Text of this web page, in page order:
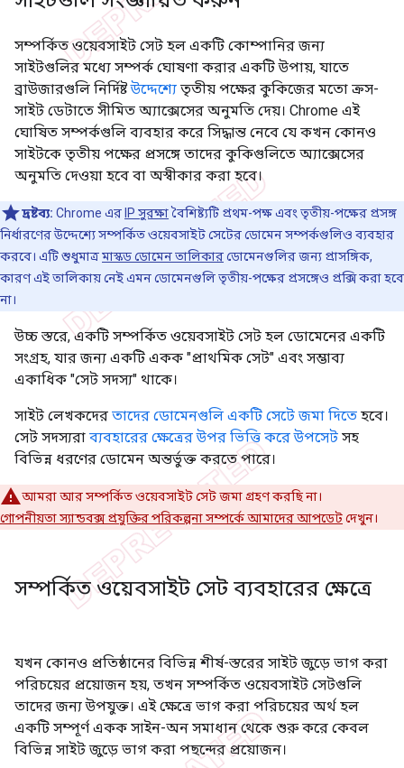
সম্পর্কিত ওয়েবসাইট সেট হল একটি কোম্পানির জন্য
সাইটগুলির মধ্যে সম্পর্ক ঘোষণা করার একটি উপায়, যাতে
ব্রাউজারগুলি নির্দিষ্টউদ্দেশ্যে তৃতীয় পক্ষের কুকিজের মতো ক্রস-
সাইট ডেটাতে সীমিত অ্যাক্সেসের অনুমতি দেয়। Chrome এই
ঘোষিত সম্পর্কগুলি ব্যবহার করে সিদ্ধান্ত নেবে যে কখন কোনও
সাইটকে তৃতীয় পক্ষের প্রসঙ্গে তাদের কুকিগুলিতে অ্যাক্সেসের
অনুমতি দেওয়া হবে বা অস্বীকার করা হবে।
দ্রষ্টব্য: Chrome এরIP সুরক্ষাবৈশিষ্ট্যটি প্রথম-পক্ষ এবং তৃতীয়-পক্ষের প্রসঙ্গ
নির্ধারণের উদ্দেশ্যে সম্পর্কিত ওয়েবসাইট সেটের ডোমেন সম্পর্কগুলিও ব্যবহার
করবে। এটি শুধুমাত্রমাস্কড ডোমেন তালিকারডোমেনগুলির জন্য প্রাসঙ্গিক,
কারণ এই তালিকায় নেই এমন ডোমেনগুলি তৃতীয়-পক্ষের প্রসঙ্গেও প্রক্সি করা হবে
না।
উচ্চ স্তরে, একটি সম্পর্কিত ওয়েবসাইট সেট হল ডোমেনের একটি
সংগ্রহ, যার জন্য একটি একক "প্রাথমিক সেট" এবং সম্ভাব্য
একাধিক "সেট সদস্য" থাকে।
সাইট লেখকদের তাদের ডোমেনগুলি একটি সেটে জমা দিতে হবে।
সেট সদস্যরা ব্যবহারের ক্ষেত্রের উপর ভিত্তি করে উপসেট সহ
বিভিন্ন ধরণের ডোমেন অন্তর্ভুক্ত করতে পারে।
আমরা আর সম্পর্কিত ওয়েবসাইট সেট জমা গ্রহণ করছি না।
গোপনীয়তা স্যান্ডবক্স প্রযুক্তির পরিকল্পনা সম্পর্কে আমাদের আপডেটদেখুন।
সম্পর্কিত ওয়েবসাইট সেট ব্যবহারের ক্ষেত্রে
যখন কোনও প্রতিষ্ঠানের বিভিন্ন শীর্ষ-স্তরের সাইট জুড়ে ভাগ করা
পরিচয়ের প্রয়োজন হয়, তখন সম্পর্কিত ওয়েবসাইট সেটগুলি
তাদের জন্য উপযুক্ত। এই ক্ষেত্রে ভাগ করা পরিচয়ের অর্থ হল
একটি সম্পূর্ণ একক সাইন-অন সমাধান থেকে শুরু করে কেবল
বিভিন্ন সাইট জুড়ে ভাগ করা পছন্দের প্রয়োজন।